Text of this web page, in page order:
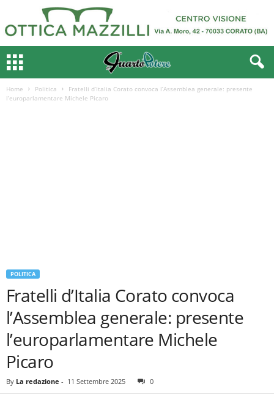
Home Politica
Fratelli d’Italia Corato convoca l’Assemblea generale: presente
l’europarlamentare Michele Picaro
POLITICA
Fratelli d’Italia Corato convoca
l’Assemblea generale: presente
l’europarlamentare Michele
Picaro
By La redazione - 11 Settembre 2025 0